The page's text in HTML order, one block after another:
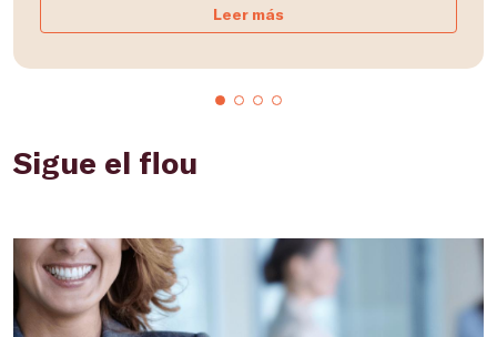
Leer más
Sigue el flou